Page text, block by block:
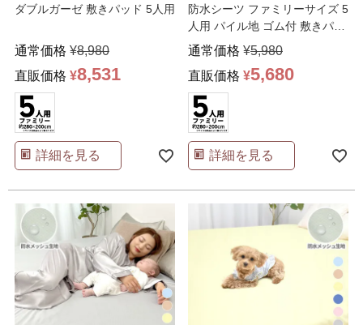
ダブルガーゼ 敷きパッド 5人用
通常価格 ¥8,980
直販価格 ¥8,531
詳細を見る
防水シーツ ファミリーサイズ 5
人用 パイル地 ゴム付 敷きパッ
ド 防水布団カバ…
通常価格 ¥5,980
直販価格 ¥5,680
詳細を見る